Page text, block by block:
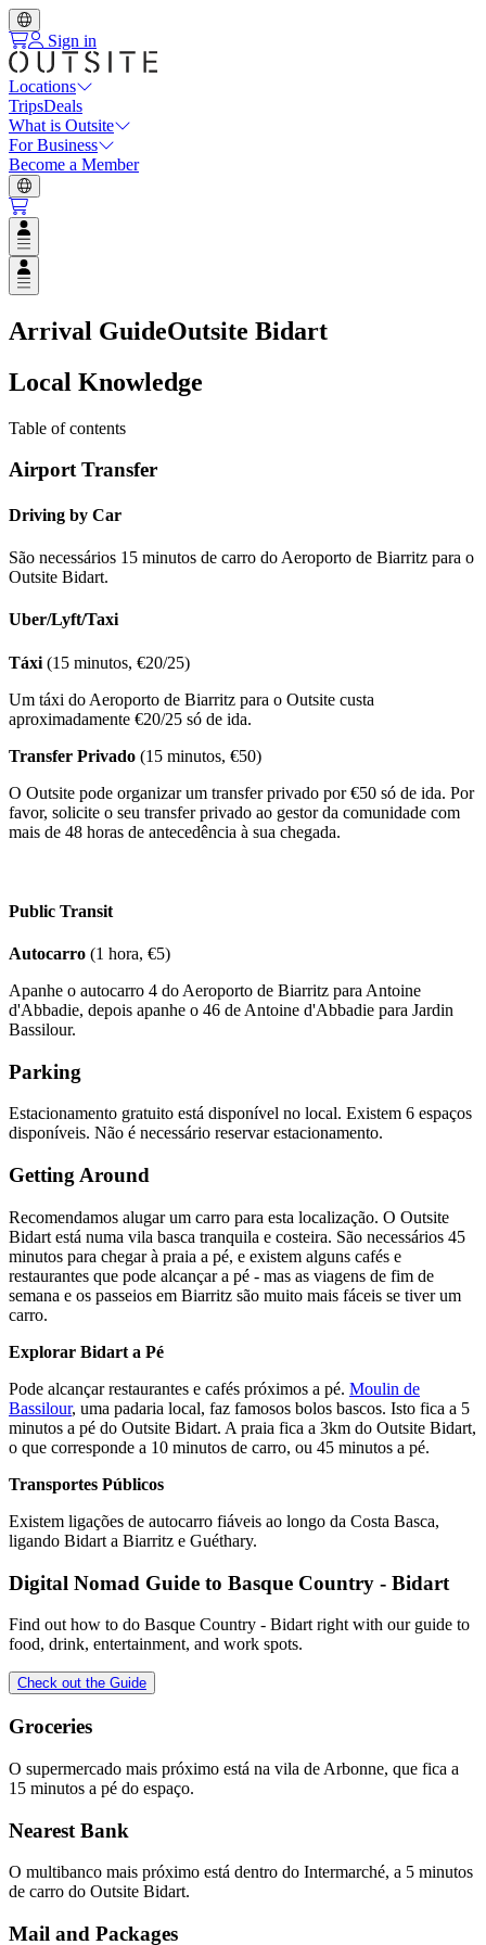
Sign in
Locations
TripsDeals
What is Outsite
For Business
Become a Member
Open user menu
Open user menu
Arrival GuideOutsite Bidart
Local Knowledge
Table of contents
Airport Transfer
Driving by Car
São necessários 15 minutos de carro do Aeroporto de Biarritz para o
Outsite Bidart.
Uber/Lyft/Taxi
Táxi (15 minutos, €20/25)
Um táxi do Aeroporto de Biarritz para o Outsite custa
aproximadamente €20/25 só de ida.
Transfer Privado (15 minutos, €50)
O Outsite pode organizar um transfer privado por €50 só de ida. Por
favor, solicite o seu transfer privado ao gestor da comunidade com
mais de 48 horas de antecedência à sua chegada.
Public Transit
Autocarro (1 hora, €5)
Apanhe o autocarro 4 do Aeroporto de Biarritz para Antoine
d'Abbadie, depois apanhe o 46 de Antoine d'Abbadie para Jardin
Bassilour.
Parking
Estacionamento gratuito está disponível no local. Existem 6 espaços
disponíveis. Não é necessário reservar estacionamento.
Getting Around
Recomendamos alugar um carro para esta localização. O Outsite
Bidart está numa vila basca tranquila e costeira. São necessários 45
minutos para chegar à praia a pé, e existem alguns cafés e
restaurantes que pode alcançar a pé - mas as viagens de fim de
semana e os passeios em Biarritz são muito mais fáceis se tiver um
carro.
Explorar Bidart a Pé
Pode alcançar restaurantes e cafés próximos a pé. Moulin de
Bassilour, uma padaria local, faz famosos bolos bascos. Isto fica a 5
minutos a pé do Outsite Bidart. A praia fica a 3km do Outsite Bidart,
o que corresponde a 10 minutos de carro, ou 45 minutos a pé.
Transportes Públicos
Existem ligações de autocarro fiáveis ao longo da Costa Basca,
ligando Bidart a Biarritz e Guéthary.
Digital Nomad Guide to Basque Country - Bidart
Find out how to do Basque Country - Bidart right with our guide to
food, drink, entertainment, and work spots.
Check out the Guide
Groceries
O supermercado mais próximo está na vila de Arbonne, que fica a
15 minutos a pé do espaço.
Nearest Bank
O multibanco mais próximo está dentro do Intermarché, a 5 minutos
de carro do Outsite Bidart.
Mail and Packages